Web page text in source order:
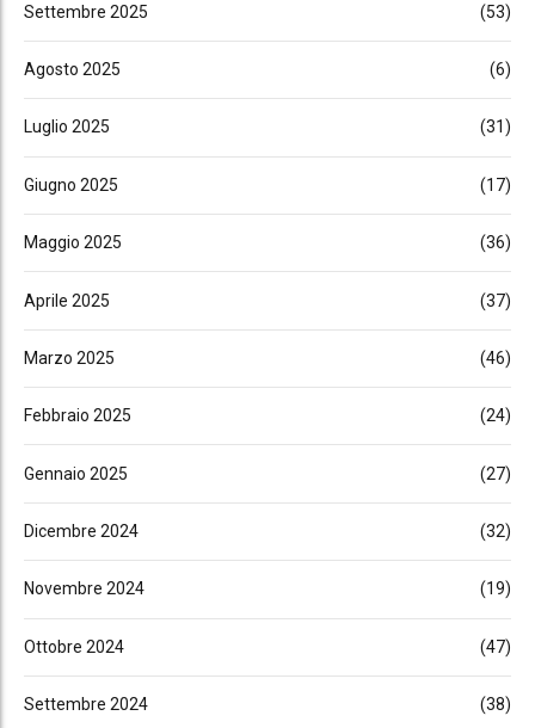
Settembre 2025 (53)
Agosto 2025 (6)
Luglio 2025 (31)
Giugno 2025 (17)
Maggio 2025 (36)
Aprile 2025 (37)
Marzo 2025 (46)
Febbraio 2025 (24)
Gennaio 2025 (27)
Dicembre 2024 (32)
Novembre 2024 (19)
Ottobre 2024 (47)
Settembre 2024 (38)